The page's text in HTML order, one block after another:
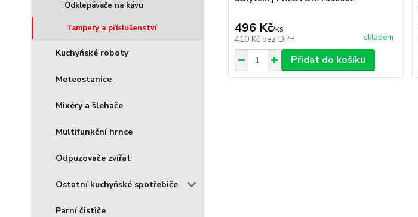
Odklepávače na kávu
Tampery a příslušenství
Kuchyňské roboty
Meteostanice
Mixéry a šlehače
Multifunkční hrnce
Odpuzovače zvířat
Ostatní kuchyňské spotřebiče
Parní čističe
496 Kč/ks
410 Kč bez DPH skladem
Přidat do košíku